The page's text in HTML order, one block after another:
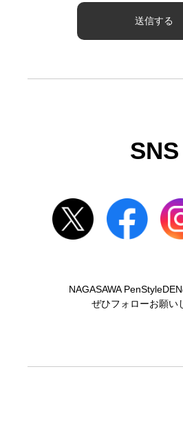
SNS
NAGASAWA PenStyleDEN
ぜひフォローお願い